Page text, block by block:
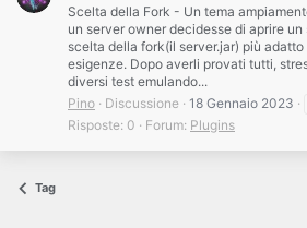
Scelta della Fork - Un tema
un server owner decidesse di aprire
scelta della fork(il server.jar) più
esigenze. Dopo averli provati tutti,
diversi test emulando...
Pino
Discussione 18 Gennaio 2023
Risposte: 0
Forum: Plugins
Tag